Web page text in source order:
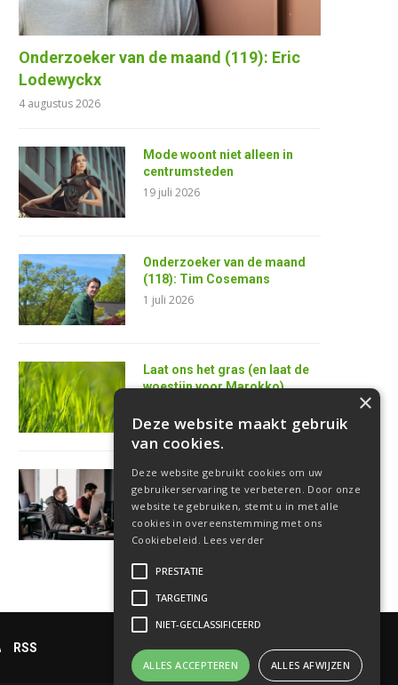
Onderzoeker van de maand (119): Eric
Lodewyckx
4 augustus 2026
Mode woont niet alleen in
centrumsteden
19 juli 2026
Onderzoeker van de maand
(118): Tim Cosemans
1 juli 2026
Laat ons het gras (en laat de
woestijn voor Marokko)
AI is de superkracht van de
toekomstige
softwareontwikkelaar
18 juni 2026
RSS
×
Deze website maakt gebruik
van cookies.
Deze website gebruikt cookies om uw
gebruikerservaring te verbeteren. Door onze
website te gebruiken, stemt u in met alle
cookies in overeenstemming met ons
Cookiebeleid. Lees verder
PRESTATIE
TARGETING
NIET-GECLASSIFICEERD
ALLES ACCEPTEREN ALLES AFWIJZEN